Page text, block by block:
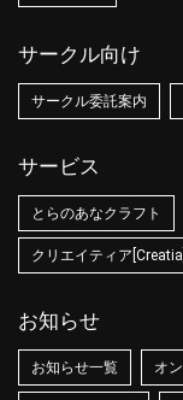
サークル向け
サークル委託案内
サービス
とらのあなクラフト
クリエイティア[Creatia]
お知らせ
お知らせ一覧 オ